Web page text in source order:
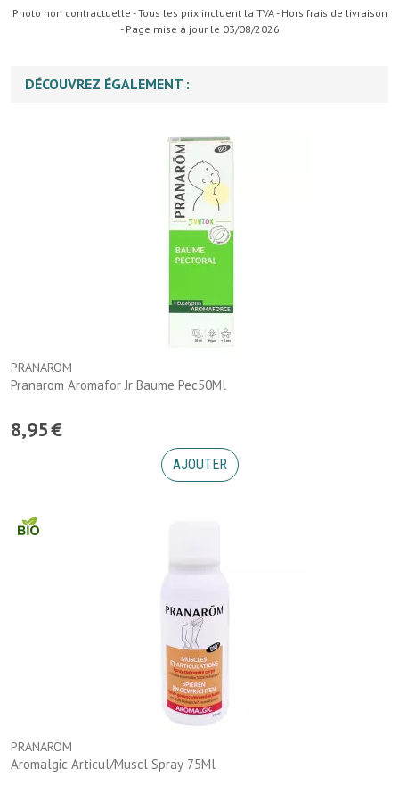
Photo non contractuelle - Tous les prix incluent la TVA - Hors frais de livraison
- Page mise à jour le 03/08/2026
DÉCOUVREZ ÉGALEMENT :
PRANAROM
Pranarom Aromafor Jr Baume Pec50Ml
8,95€
AJOUTER
PRANAROM
Aromalgic Articul/Muscl Spray 75Ml